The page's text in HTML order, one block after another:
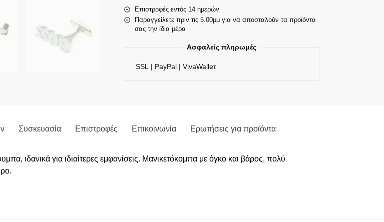
Επιστροφές εντός 14 ημερών
Παραγγείλετε πριν τις 5.00μμ για να αποσταλούν τα προϊόντα
σας την ίδια μέρα
Ασφαλείς πληρωμές
SSL | PayPal | VivaWalleτ
Συσκευασία Επιστροφές Επικοινωνία Ερωτήσεις για προϊόντα
ιδανικά για ιδιαίτερες εμφανίσεις. Μανικετόκομπα με όγκο και βάρος, πολύ